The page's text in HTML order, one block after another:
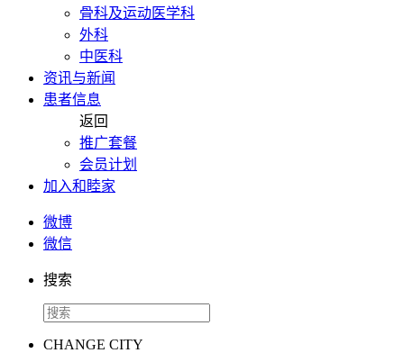
骨科及运动医学科
外科
中医科
资讯与新闻
患者信息
返回
推广套餐
会员计划
加入和睦家
微博
微信
搜索
CHANGE CITY